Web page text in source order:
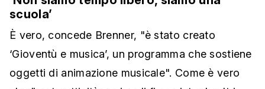
scuola’
È vero, concede Brenner, "è stato creato
‘Gioventù e musica’, un programma che sostiene
oggetti di animazione musicale". Come è vero